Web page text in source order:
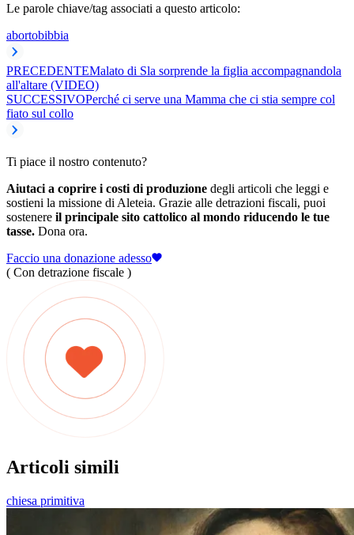
Le parole chiave/tag associati a questo articolo:
abortobibbia
PRECEDENTEMalato di Sla sorprende la figlia accompagnandola
all'altare (VIDEO)
SUCCESSIVOPerché ci serve una Mamma che ci stia sempre col
fiato sul collo
Ti piace il nostro contenuto?
Aiutaci a coprire i costi di produzione degli articoli che leggi e
sostieni la missione di Aleteia. Grazie alle detrazioni fiscali, puoi
sostenere il principale sito cattolico al mondo riducendo le tue
tasse. Dona ora.
Faccio una donazione adesso
( Con detrazione fiscale )
Articoli simili
chiesa primitiva